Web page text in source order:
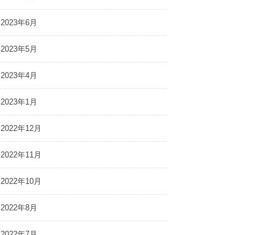
2023年6月
2023年5月
2023年4月
2023年1月
2022年12月
2022年11月
2022年10月
2022年8月